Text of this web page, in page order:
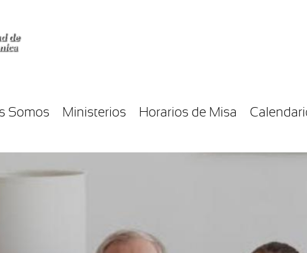
Somos Ministerios Horarios de Misa